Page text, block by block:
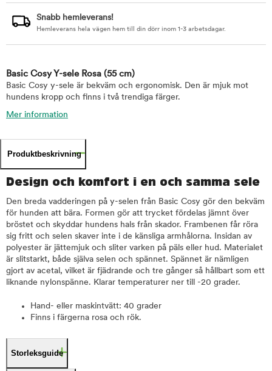
Snabb hemleverans!
Hemleverans hela vägen hem till din dörr inom 1-3 arbetsdagar.
Basic Cosy Y-sele Rosa (55 cm)
Basic Cosy y-sele är bekväm och ergonomisk. Den är mjuk mot
hundens kropp och finns i två trendiga färger.
Mer information
Produktbeskrivning
Design och komfort i en och samma sele
Den breda vadderingen på y-selen från Basic Cosy gör den bekväm
för hunden att bära. Formen gör att trycket fördelas jämnt över
bröstet och skyddar hundens hals från skador. Frambenen får röra
sig fritt och selen skaver inte i de känsliga armhålorna. Insidan av
polyester är jättemjuk och sliter varken på päls eller hud. Materialet
är slitstarkt, både själva selen och spännet. Spännet är nämligen
gjort av acetal, vilket är fjädrande och tre gånger så hållbart som ett
liknande nylonspänne. Klarar temperaturer ner till -20 grader.
Hand- eller maskintvätt: 40 grader
Finns i färgerna rosa och rök.
Storleksguide